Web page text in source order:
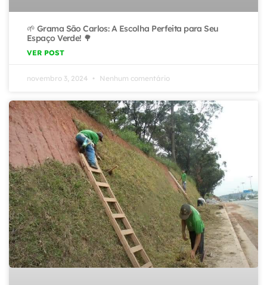
🌱 Grama São Carlos: A Escolha Perfeita para Seu
Espaço Verde! 🌳
VER POST
novembro 3, 2024 Nenhum comentário